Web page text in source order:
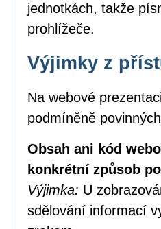
jednotkách, takže
prohlížeče.
Výjimky z
Na webové
podmíněně
Obsah ani kód
konkrétní způsob
Výjimka: U
sdělování informací